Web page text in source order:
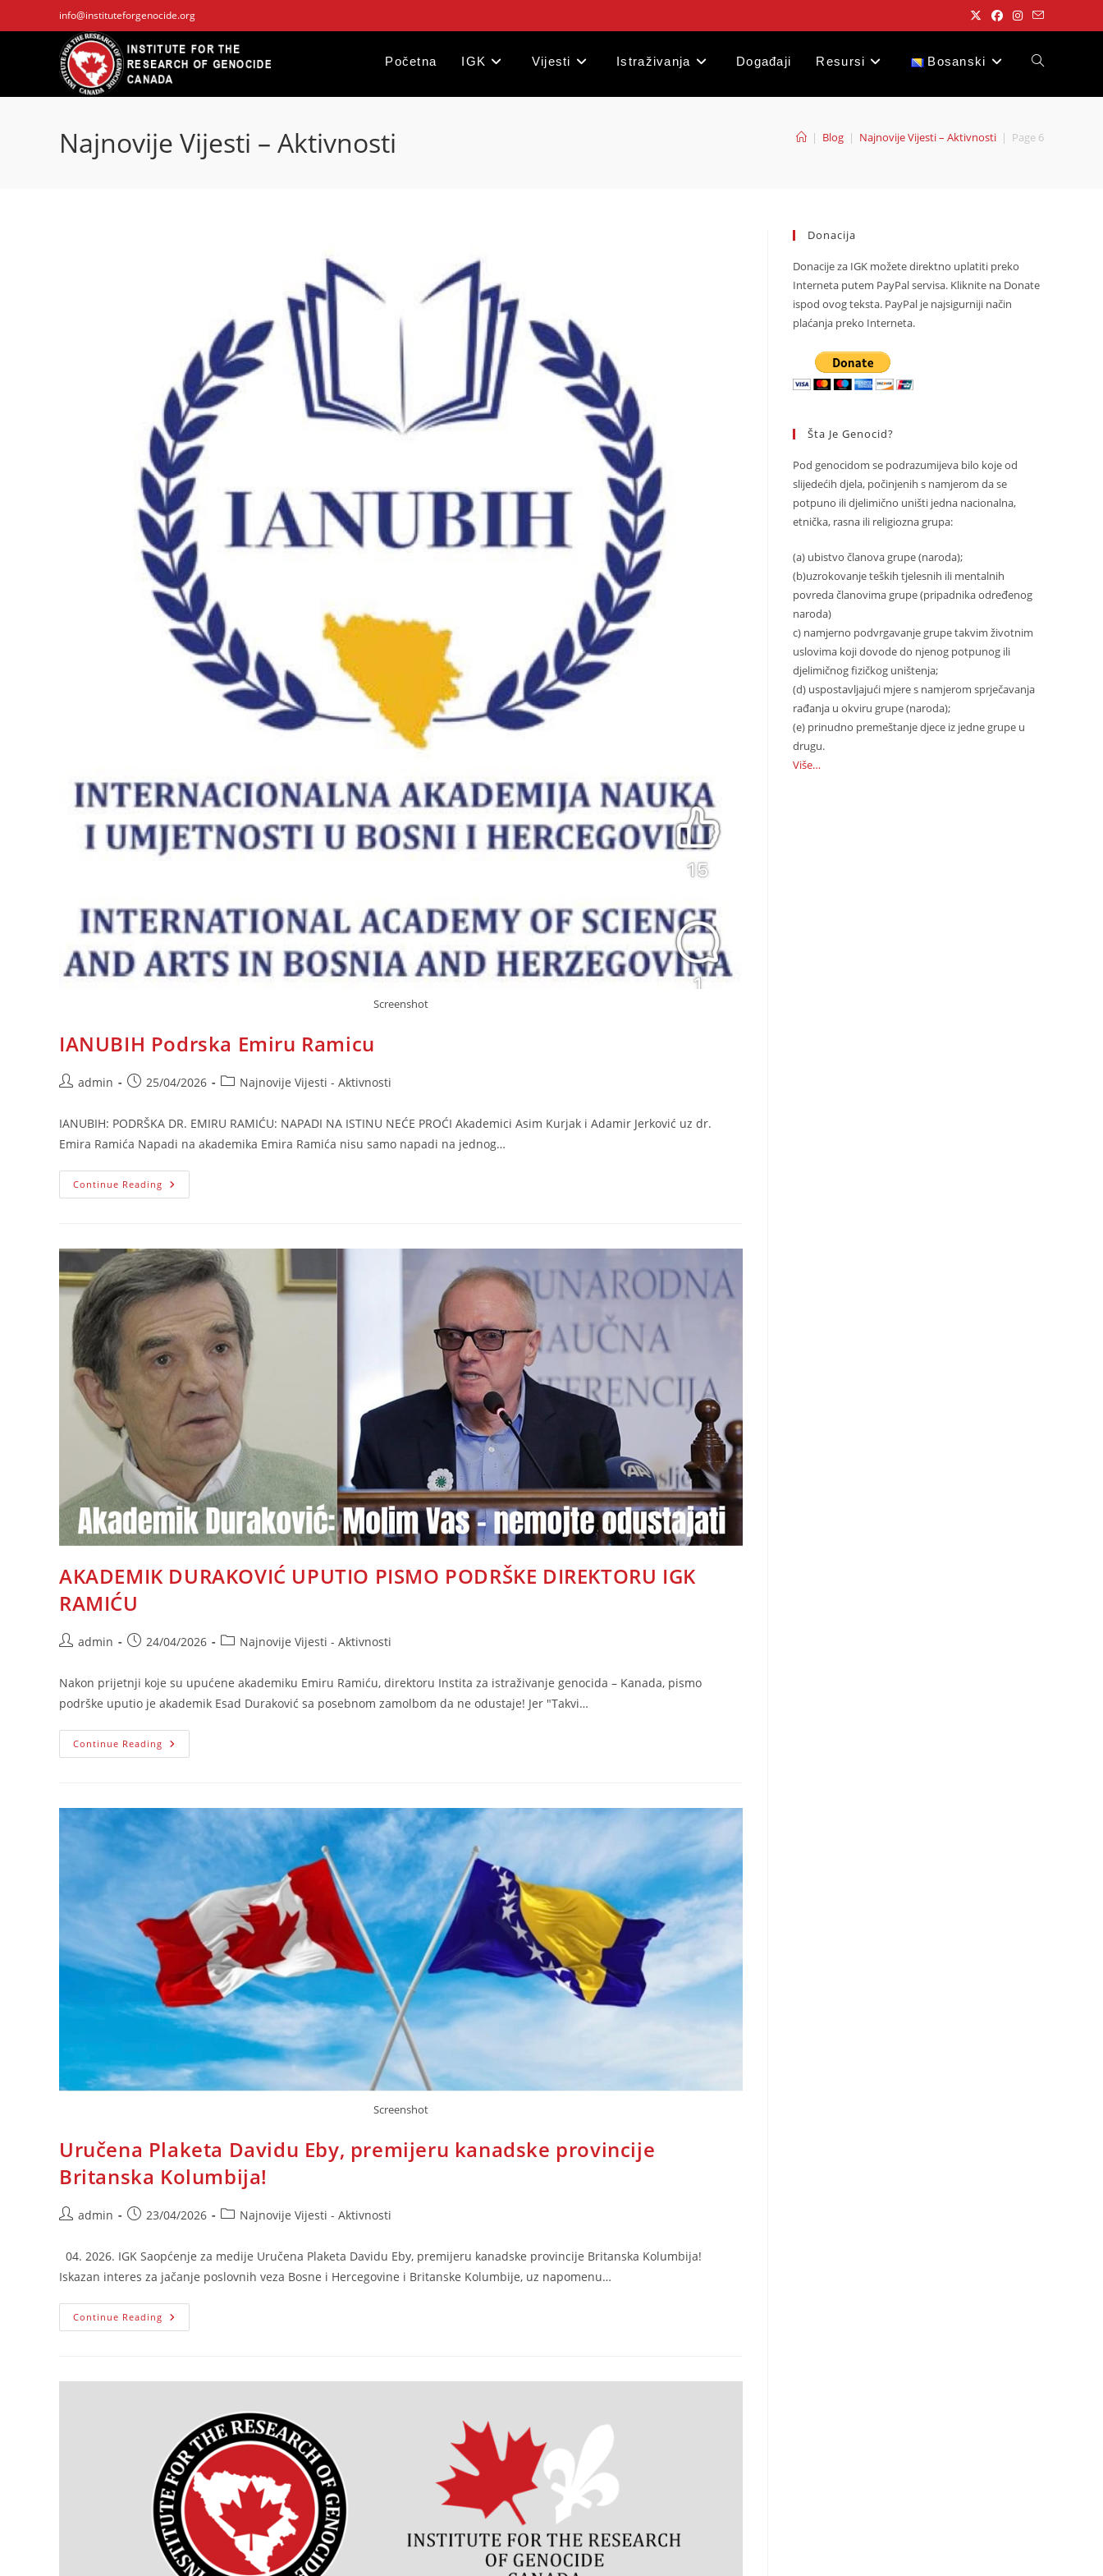
to
info@instituteforgenocide.org
Početna IGK Vijesti Istraživanja Događaji Resursi Bosanski Toggle
Najnovije Vijesti – Aktivnosti | Blog | Najnovije Vijesti – Aktivnosti | Page 6
Screenshot
IANUBIH Podrska Emiru Ramicu
Postadmin
Post25/04/2026
PostNajnovije Vijesti - Aktivnosti
IANUBIH: PODRŠKA DR. EMIRU RAMIĆU: NAPADI NA ISTINU NEĆE PROĆI Akademici Asim Kurjak i Adamir Jerković uz dr.
Emira Ramića Napadi na akademika Emira Ramića nisu samo napadi na jednog…
Continue Reading IANUBIH
Podrska
AKADEMIK DURAKOVIĆ UPUTIO PISMO PODRŠKE DIREKTORU IGK
RAMIĆU
Postadmin
Post24/04/2026
PostNajnovije Vijesti - Aktivnosti
Nakon prijetnji koje su upućene akademiku Emiru Ramiću, direktoru Instita za istraživanje genocida – Kanada, pismo
podrške uputio je akademik Esad Duraković sa posebnom zamolbom da ne odustaje! Jer "Takvi…
Continue Reading AKADEMIK
DURAKOVIĆ
IGK
RAMIĆU
Screenshot
Uručena Plaketa Davidu Eby, premijeru kanadske provincije
Britanska Kolumbija!
Postadmin
Post23/04/2026
PostNajnovije Vijesti - Aktivnosti
04. 2026. IGK Saopćenje za medije Uručena Plaketa Davidu Eby, premijeru kanadske provincije Britanska Kolumbija!
Iskazan interes za jačanje poslovnih veza Bosne i Hercegovine i Britanske Kolumbije, uz napomenu…
Continue Reading Uručena
Plaketa
Provincije
Donacija
Donacije za IGK možete direktno uplatiti preko
Interneta putem PayPal servisa. Kliknite na Donate
ispod ovog teksta. PayPal je najsigurniji način
plaćanja preko Interneta.
Šta Je Genocid?
Pod genocidom se podrazumijeva bilo koje od
slijedećih djela, počinjenih s namjerom da se
potpuno ili djelimično uništi jedna nacionalna,
etnička, rasna ili religiozna grupa:
(a) ubistvo članova grupe (naroda);
(b)uzrokovanje teških tjelesnih ili mentalnih
povreda članovima grupe (pripadnika određenog
naroda)
c) namjerno podvrgavanje grupe takvim životnim
uslovima koji dovode do njenog potpunog ili
djelimičnog fizičkog uništenja;
(d) uspostavljajući mjere s namjerom sprječavanja
rađanja u okviru grupe (naroda);
(e) prinudno premeštanje djece iz jedne grupe u
drugu.
Više…